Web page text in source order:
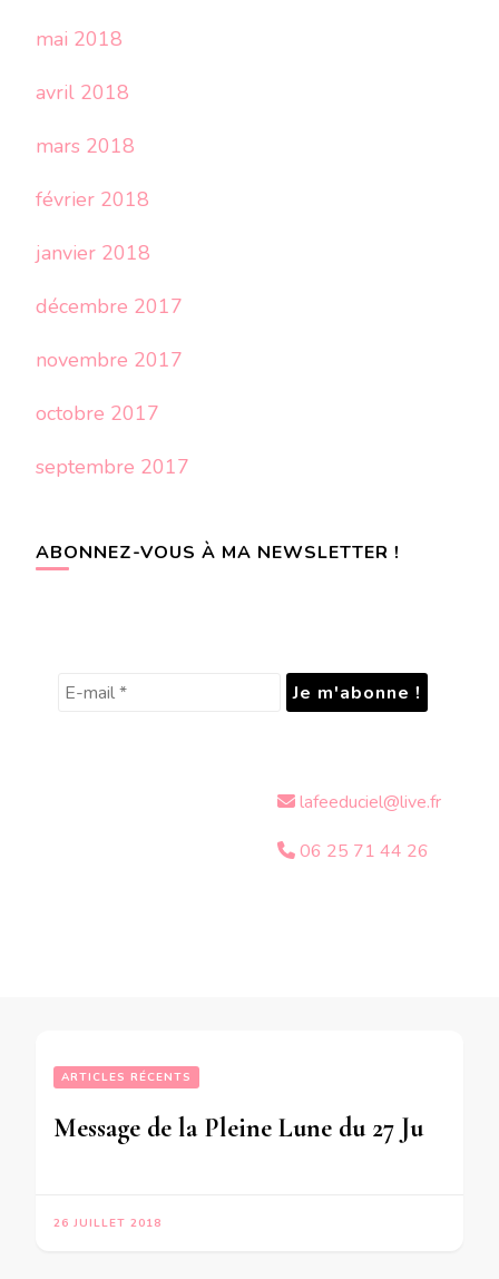
mai 2018
avril 2018
mars 2018
février 2018
janvier 2018
décembre 2017
novembre 2017
octobre 2017
septembre 2017
ABONNEZ-VOUS À MA NEWSLETTER !
lafeeduciel@live.fr
06 25 71 44 26
ARTICLES RÉCENTS
Message de la Pleine Lune du 27 Juillet 2018 pour les personnes nées du 22 au 28 Janvier
26 JUILLET 2018